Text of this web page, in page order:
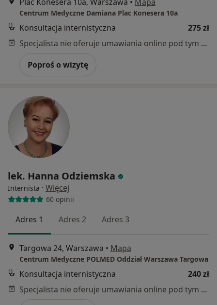
Centrum Medyczne Damiana Plac Konesera 10a
Konsultacja internistyczna
275 zł
Specjalista nie oferuje umawiania online pod tym adresem.
Poproś o wizytę
lek. Hanna Odziemska
Internista · Więcej
60 opinii
Adres 1 Adres 2 Adres 3
Targowa 24, Warszawa • Mapa
Centrum Medyczne POLMED Oddział Warszawa Targowa
Konsultacja internistyczna
240 zł
Specjalista nie oferuje umawiania online pod tym adresem.